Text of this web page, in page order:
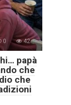
0 42
papà
che
che